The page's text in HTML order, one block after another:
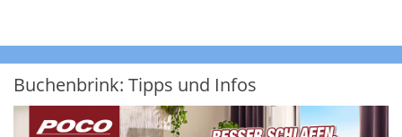
Buchenbrink: Tipps und Infos